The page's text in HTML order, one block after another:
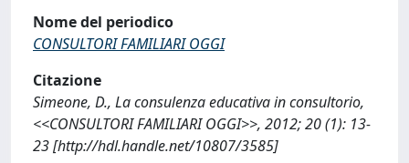
Nome del periodico
CONSULTORI FAMILIARI OGGI
Citazione
Simeone, D., La consulenza educativa in consultorio,
<<CONSULTORI FAMILIARI OGGI>>, 2012; 20 (1): 13-
23 [http://hdl.handle.net/10807/3585]